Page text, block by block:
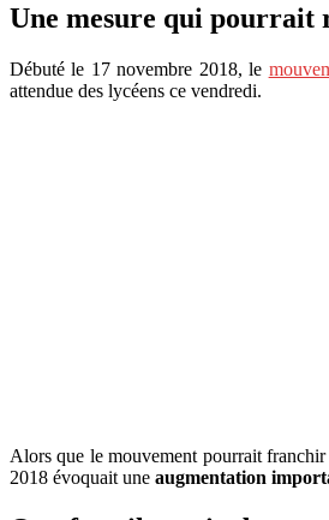
Une mesure qui pourrait
Débuté le 17 novembre 2018, le
attendue des lycéens ce vendredi.
Alors que le mouvement pourrait
2018 évoquait une augmentation